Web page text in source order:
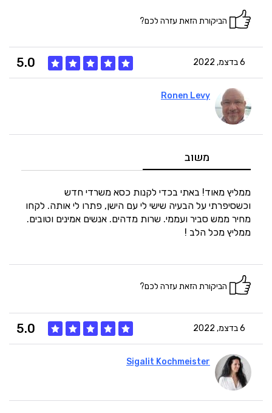
הביקורת הזאת עזרה לכם?
6 בדצמ, 2022 5.0
Ronen Levy
משוב
ממליץ מאוד! באתי בכדי לקנות כסא משרדי חדש
וכשסיפרתי על הבעיה שישי לי עם הישן, פתרו לי אותה. לקחו
מחיר ממש סביר ועממי. שרות מדהים. אנשים אמינים וטובים.
ממליץ מכל הלב !
הביקורת הזאת עזרה לכם?
6 בדצמ, 2022 5.0
Sigalit Kochmeister